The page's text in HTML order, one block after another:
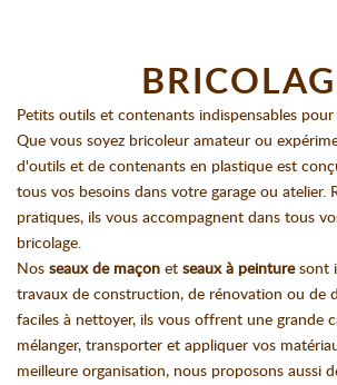
Petits outils et contenants indispensables pour
Que vous soyez bricoleur amateur ou
d'outils et de contenants en plastique est
tous vos besoins dans votre garage ou atelier.
pratiques, ils vous accompagnent dans tous
bricolage.
Nos seaux de maçon et seaux à peinturesont
travaux de construction, de rénovation ou de
faciles à nettoyer, ils vous offrent une grande
mélanger, transporter et appliquer vos
meilleure organisation, nous proposons aussi